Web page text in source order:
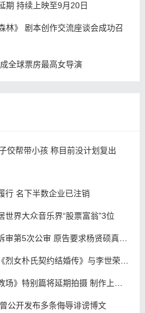
期 持续上映至9月20日
林》 剧本创作交流座谈会成功召
全球票房最高女导演
佼帮带小孩 称目前没计划复出
行 名下半数企业已注销
世界大众音乐界“股票富翁”3位
第5次公审 原告要求杨贤硕真心道歉
女朴氏契约结婚传》与李世荣搭档
特别篇将延期拍摄 制作上出了问题
公开发布多条侮辱诽谤博文